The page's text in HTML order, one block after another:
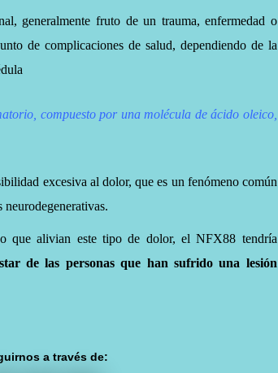
generalmente fruto de un trauma, enfermedad o
de complicaciones de salud, dependiendo de la
compuesto por una molécula de ácido oleico,
excesiva al dolor, que es un fenómeno común
neurodegenerativas.
que alivian este tipo de dolor, el NFX88 tendría
de las personas que han sufrido una lesión
a través de: